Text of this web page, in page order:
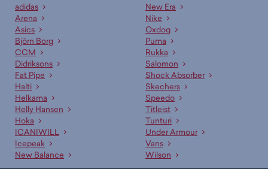
adidas
Arena
Asics
Björn Borg
CCM
Didriksons
Fat Pipe
Halti
Helkama
Helly Hansen
Hoka
ICANIWILL
Icepeak
New Balance
New Era
Nike
Oxdog
Puma
Rukka
Salomon
Shock Absorber
Skechers
Speedo
Titleist
Tunturi
Under Armour
Vans
Wilson